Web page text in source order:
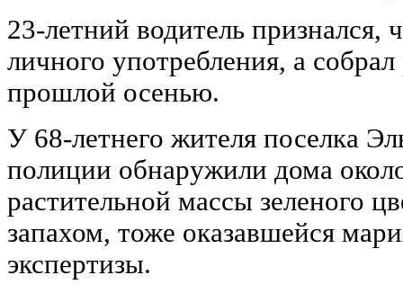
23-летний водитель признался,
личного употребления, а собрал
прошлой осенью.
У 68-летнего жителя поселка
полиции обнаружили дома
растительной массы зеленого
запахом, тоже оказавшейся
экспертизы.